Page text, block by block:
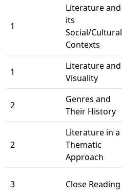
1
Literature and
its
Social/Cultural
Contexts
1
Literature and
Visuality
2
Genres and
Their History
2
Literature in a
Thematic
Approach
3 Close Reading